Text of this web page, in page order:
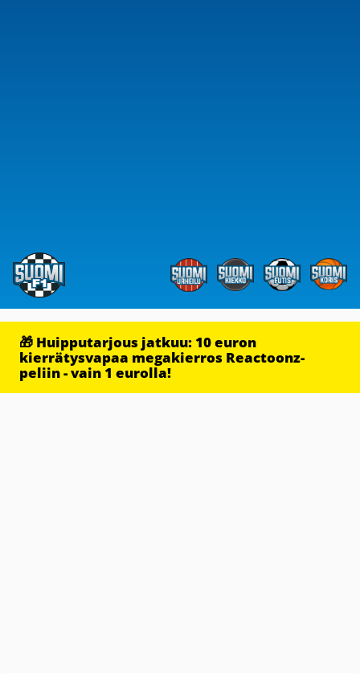
🎁 Huipputarjous jatkuu: 10 euron
kierrätysvapaa megakierros Reactoonz-
peliin - vain 1 eurolla!